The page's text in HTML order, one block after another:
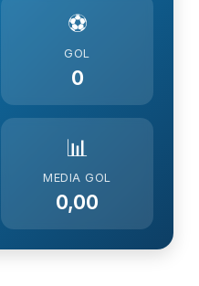
⚽
GOL
0
📊
MEDIA GOL
0,00